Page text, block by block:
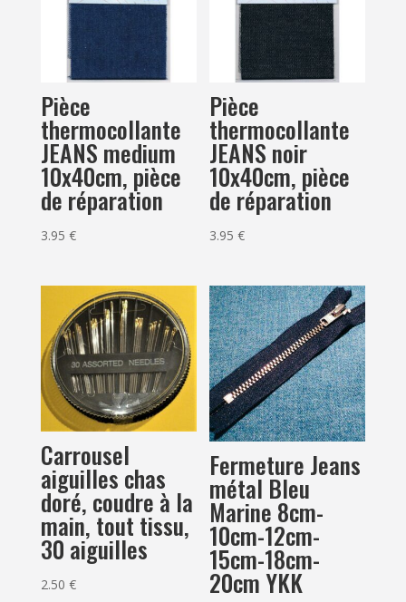
Pièce
thermocollante
JEANS medium
10x40cm, pièce
de réparation
3.95 €
Pièce
thermocollante
JEANS noir
10x40cm, pièce
de réparation
3.95€
Carrousel
aiguilles chas
doré, coudre à la
main, tout tissu,
30 aiguilles
2.50 €
Fermeture Jeans
métal Bleu
Marine 8cm-
10cm-12cm-
15cm-18cm-
20cm YKK